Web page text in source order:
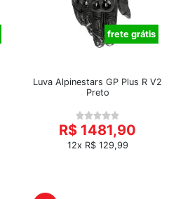
frete grátis
Luva Alpinestars GP Plus R V2
Preto
R$ 1481,90
12x R$ 129,99